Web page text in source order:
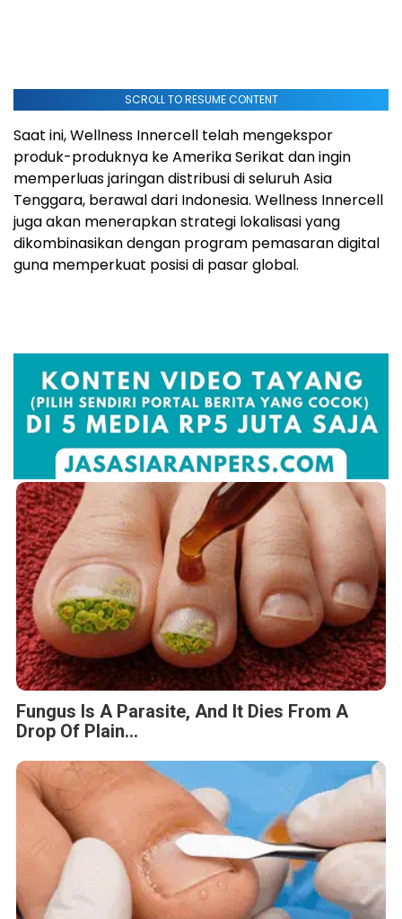
SCROLL TO RESUME CONTENT
Saat ini, Wellness Innercell telah mengekspor
produk-produknya ke Amerika Serikat dan ingin
memperluas jaringan distribusi di seluruhAsia
Tenggara, berawal dari Indonesia. Wellness Innercell
juga akan menerapkan strategi lokalisasi yang
dikombinasikan dengan program pemasaran digital
guna memperkuat posisi di pasar global.
Fungus Is A Parasite, And It Dies From A
Drop Of Plain...